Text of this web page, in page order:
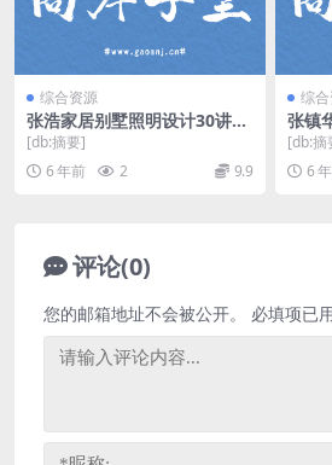
综合资源
张浩家居别墅照明设计30讲
（高清视频）百度网盘
[db:摘要]
6 年前
2 9.9
综
张镇
视频
[db:摘
6
评论(0)
您的邮箱地址不会被公开。 必填项已